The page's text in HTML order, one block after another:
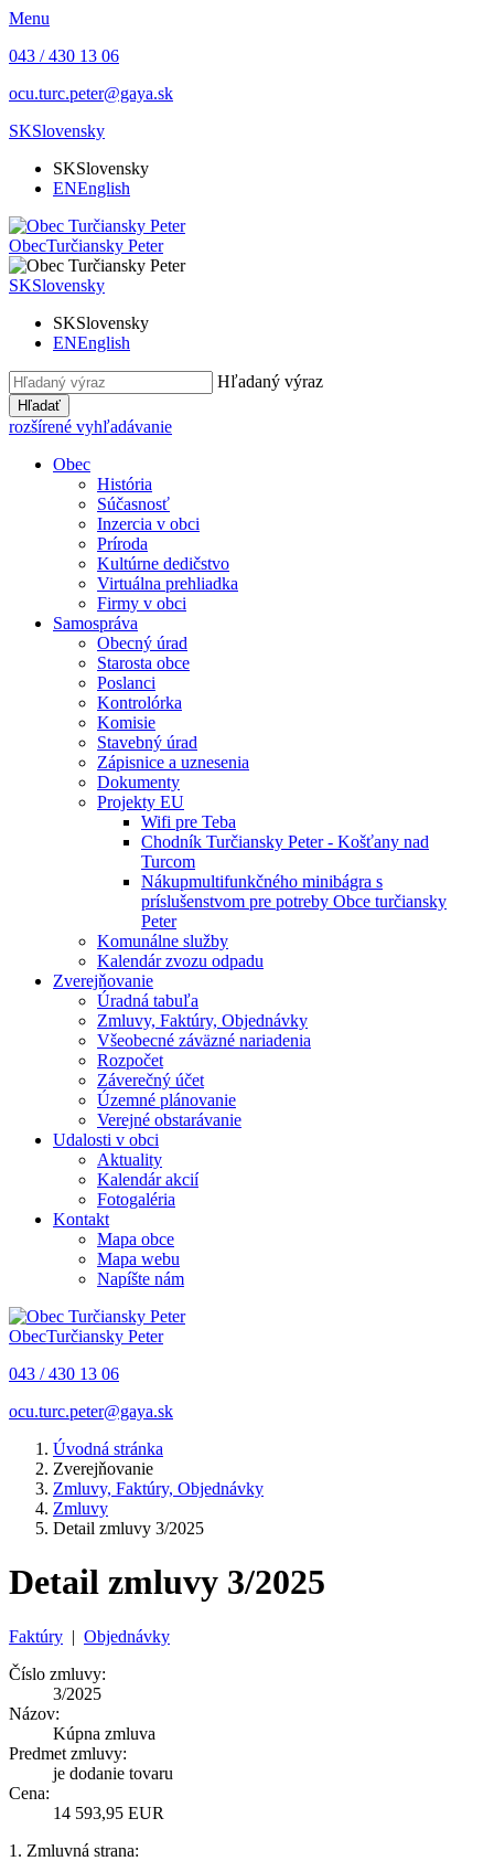
Menu
043 / 430 13 06
ocu.turc.peter@gaya.sk
SKSlovensky
SKSlovensky
ENEnglish
ObecTurčiansky Peter
SKSlovensky
SKSlovensky
ENEnglish
Hľadaný výraz
Hľadať
rozšírené vyhľadávanie
Obec
História
Súčasnosť
Inzercia v obci
Príroda
Kultúrne dedičstvo
Virtuálna prehliadka
Firmy v obci
Samospráva
Obecný úrad
Starosta obce
Poslanci
Kontrolórka
Komisie
Stavebný úrad
Zápisnice a uznesenia
Dokumenty
Projekty EU
Wifi pre Teba
Chodník Turčiansky Peter - Košťany nad
Turcom
Nákupmultifunkčného minibágra s
príslušenstvom pre potreby Obce turčiansky
Peter
Komunálne služby
Kalendár zvozu odpadu
Zverejňovanie
Úradná tabuľa
Zmluvy, Faktúry, Objednávky
Všeobecné záväzné nariadenia
Rozpočet
Záverečný účet
Územné plánovanie
Verejné obstarávanie
Udalosti v obci
Aktuality
Kalendár akcií
Fotogaléria
Kontakt
Mapa obce
Mapa webu
Napíšte nám
ObecTurčiansky Peter
043 / 430 13 06
ocu.turc.peter@gaya.sk
Úvodná stránka
Zverejňovanie
Zmluvy, Faktúry, Objednávky
Zmluvy
Detail zmluvy 3/2025
Detail zmluvy 3/2025
Faktúry | Objednávky
Číslo zmluvy:
3/2025
Názov:
Kúpna zmluva
Predmet zmluvy:
je dodanie tovaru
Cena:
14 593,95 EUR
1. Zmluvná strana: